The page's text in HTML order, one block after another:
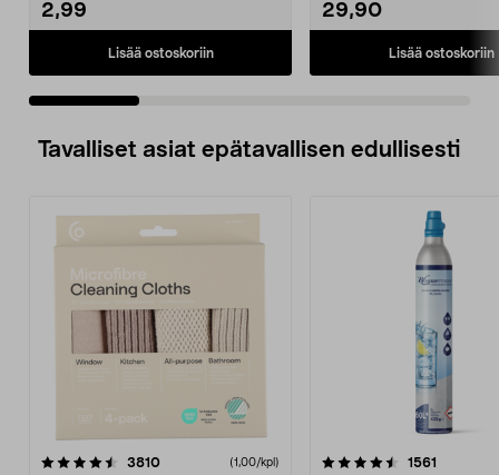
2,99
Lisää ostoskoriin
29,90
Lisää ostoskoriin
Tavalliset asiat epätavallisen edullisesti
3810arvostelut (1,00/kpl)
4.5viidestä
1561
4.5viidestä